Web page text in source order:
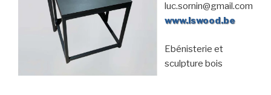
luc.sornin@gmail.com
www.lswood.be
Ebénisterie et
sculpture bois